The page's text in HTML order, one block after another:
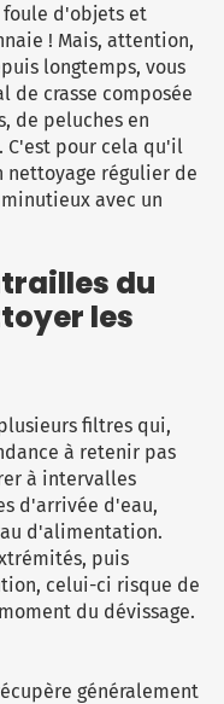
d'objets et
! Mais, attention,
longtemps, vous
de crasse composée
de peluches en
C'est pour cela qu'il
nettoyage régulier de
avec un
du
les
filtres qui,
à retenir pas
à intervalles
d'arrivée d'eau,
d'alimentation.
puis
celui-ci risque de
du dévissage.
généralement